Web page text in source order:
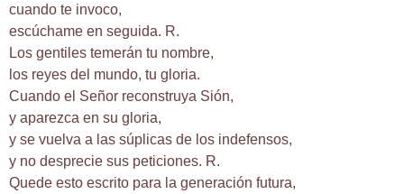
cuando te invoco,
escúchame en seguida. R.
Los gentiles temerán tu nombre,
los reyes del mundo, tu gloria.
Cuando el Señor reconstruya Sión,
y aparezca en su gloria,
y se vuelva a las súplicas de los indefensos,
y no desprecie sus peticiones. R.
Quede esto escrito para la generación futura,